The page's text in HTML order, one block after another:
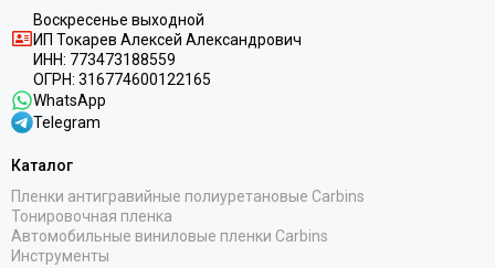
Воскресенье выходной
ИП Токарев Алексей Александрович
ИНН: 773473188559
ОГРН: 316774600122165
WhatsApp
Telegram
Каталог
Пленки антигравийные полиуретановые Carbins
Тонировочная пленка
Автомобильные виниловые пленки Carbins
Инструменты